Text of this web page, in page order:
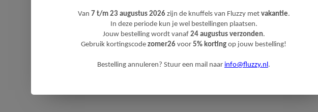
Van 7 t/m 23 augustus 2026zijn de knuffels van Fluzzy met vakantie.
In deze periode kun je wel bestellingen plaatsen.
Jouw bestelling wordt vanaf 24 augustus verzonden.
Gebruik kortingscode zomer26 voor 5% korting op jouw bestelling!
Bestelling annuleren? Stuur een mail naar info@fluzzy.nl.